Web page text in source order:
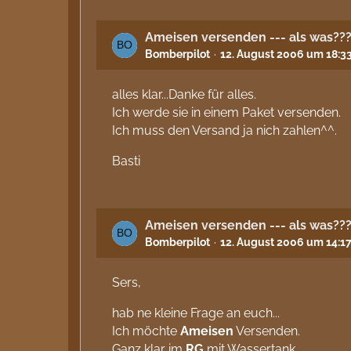
Ameisen versenden --- als was???
Bomberpilot 12. August 2006 um
alles klar...Danke für alles.
Ich werde sie in einem Paket versenden.
Ich muss den Versand ja nich zahlen^^.
Basti
Ameisen versenden --- als was???
Bomberpilot 12. August 2006 um 14:17
Sers,
hab ne kleine Frage an euch...
Ich möchteAmeisen Versenden.